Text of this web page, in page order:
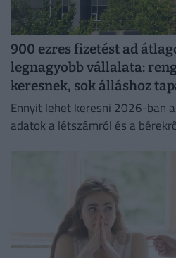
900 ezres fizetést ad
legnagyobb vállalata:
keresnek, sok álláshoz
Ennyit lehet keresni 2026-ban
adatok a létszámról és a